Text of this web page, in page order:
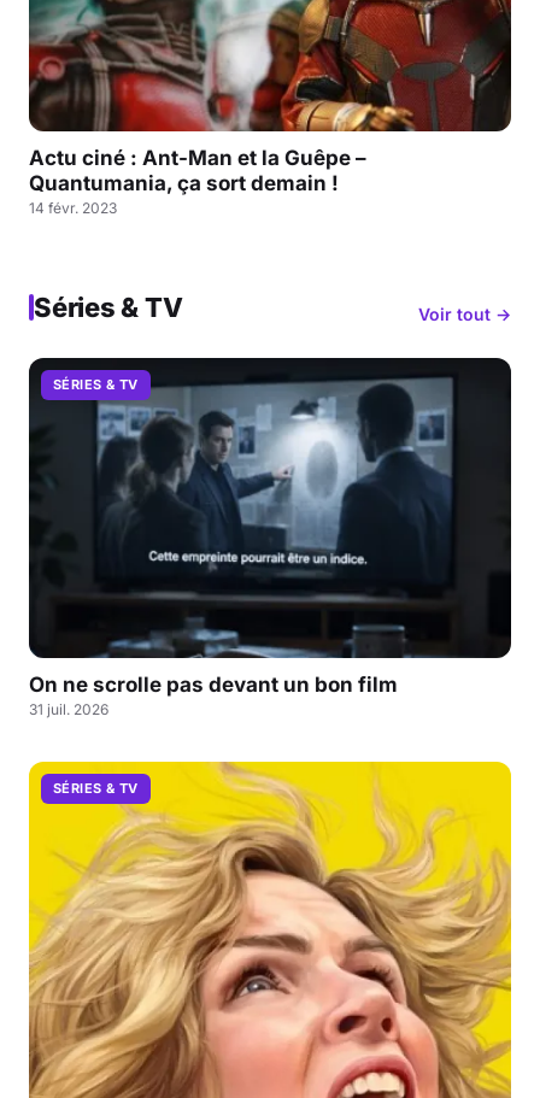
Actu ciné : Ant-Man et la Guêpe –
Quantumania, ça sort demain !
14 févr. 2023
Séries & TV Voir tout →
SÉRIES & TV
On ne scrolle pas devant un bon film
31 juil. 2026
SÉRIES & TV